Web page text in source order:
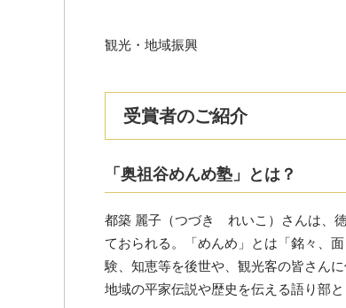
観光・地域振興
受賞者のご紹介
「奥祖谷めんめ塾」とは？
都築 麗子（つづき れいこ）さんは、
ておられる。「めんめ」とは「銘々、
験、知恵等を後世や、観光客の皆さん
地域の平家伝説や歴史を伝える語り部と